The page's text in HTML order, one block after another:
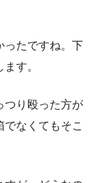
ったですね。下
す。
つり殴った方が
なくてもそこ